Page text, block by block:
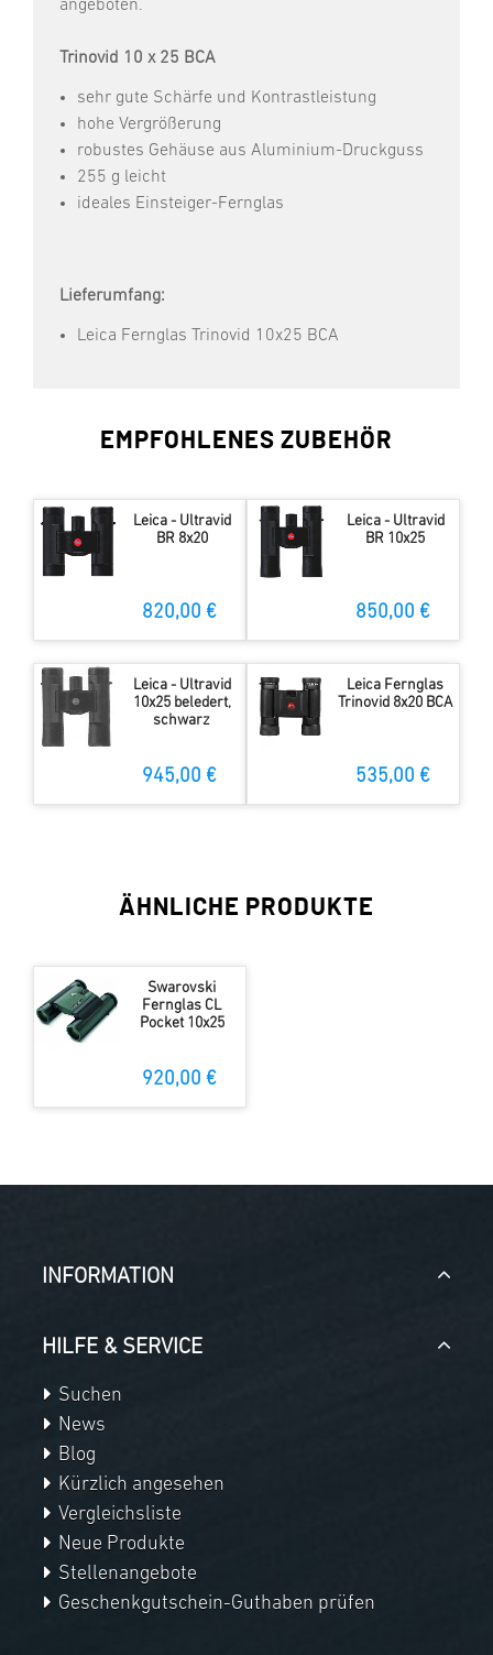
angeboten.
Trinovid 10 x 25 BCA
sehr gute Schärfe und Kontrastleistung
hohe Vergrößerung
robustes Gehäuse aus Aluminium-Druckguss
255 g leicht
ideales Einsteiger-Fernglas
Lieferumfang:
Leica Fernglas Trinovid 10x25 BCA
EMPFOHLENES ZUBEHÖR
Leica - Ultravid
BR 8x20
820,00 €
Leica - Ultravid
BR 10x25
850,00 €
Leica - Ultravid
10x25 beledert,
schwarz
945,00 €
Leica Fernglas
Trinovid 8x20 BCA
535,00 €
ÄHNLICHE PRODUKTE
Swarovski
Fernglas CL
Pocket 10x25
920,00 €
INFORMATION
HILFE & SERVICE
Suchen
News
Blog
Kürzlich angesehen
Vergleichsliste
Neue Produkte
Stellenangebote
Geschenkgutschein-Guthaben prüfen